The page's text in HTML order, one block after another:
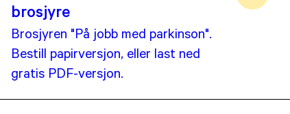
brosjyre
Brosjyren "På jobb med parkinson".
Bestill papirversjon, eller last ned
gratis PDF-versjon.